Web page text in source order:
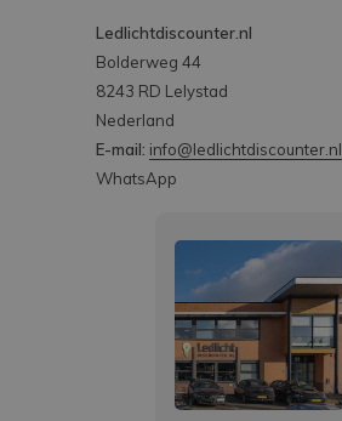
Ledlichtdiscounter.nl
Bolderweg 44
8243 RD Lelystad
Nederland
E-mail: info@ledlichtdiscounter.nl
WhatsApp